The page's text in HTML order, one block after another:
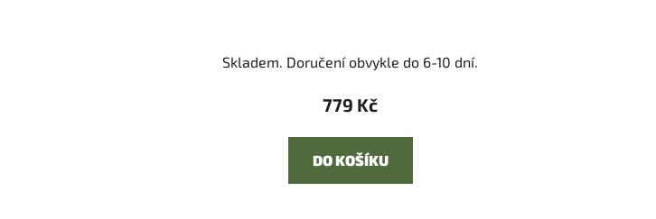
Skladem. Doručení obvykle do 6-10 dní.
779 Kč
DO KOŠÍKU